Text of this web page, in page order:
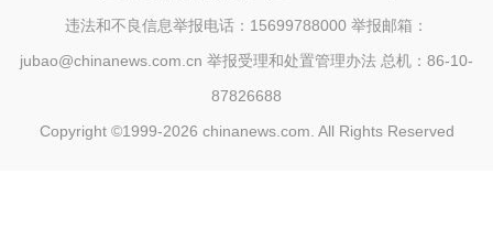
违法和不良信息举报电话：15699788000 举报邮箱：
jubao@chinanews.com.cn 举报受理和处置管理办法 总机：86-10-
87826688
Copyright ©1999-2026 chinanews.com. All Rights Reserved